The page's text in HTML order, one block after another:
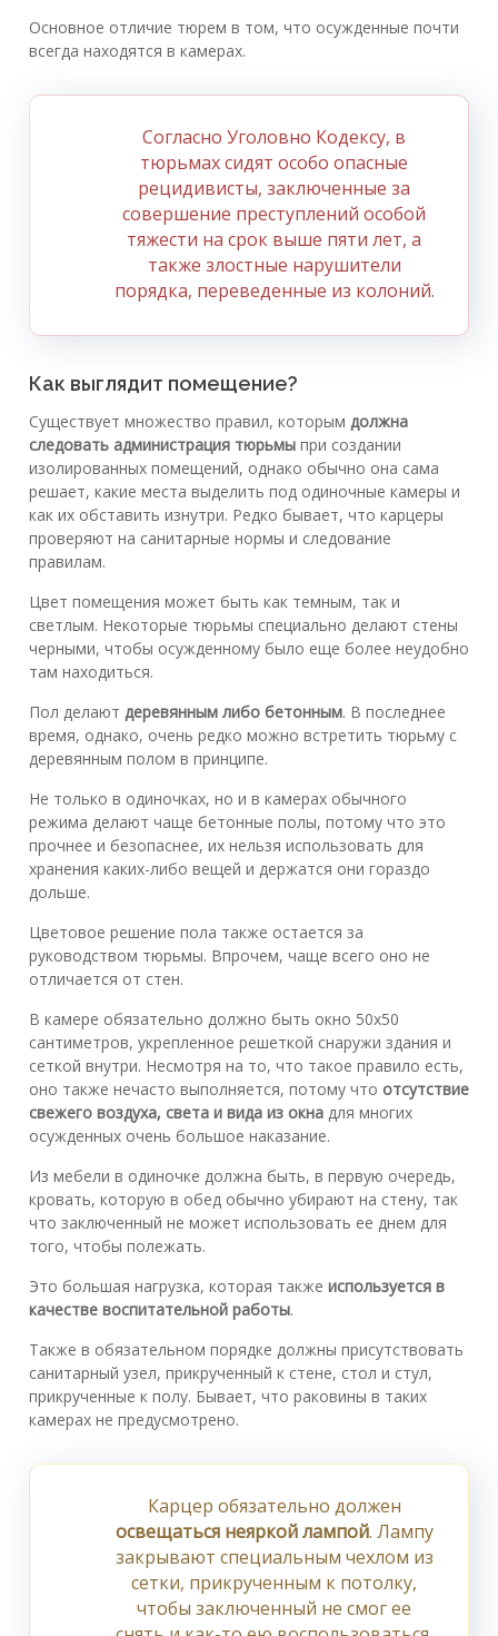
Основное отличие тюрем в том, что осужденные почти
всегда находятся в камерах.
Согласно Уголовно Кодексу, в
тюрьмах сидят особо опасные
рецидивисты, заключенные за
совершение преступлений особой
тяжести на срок выше пяти лет, а
также злостные нарушители
порядка, переведенные из колоний.
Как выглядит помещение?
Существует множество правил, которым должна
следовать администрация тюрьмы при создании
изолированных помещений, однако обычно она сама
решает, какие места выделить под одиночные камеры и
как их обставить изнутри. Редко бывает, что карцеры
проверяют на санитарные нормы и следование
правилам.
Цвет помещения может быть как темным, так и
светлым. Некоторые тюрьмы специально делают стены
черными, чтобы осужденному было еще более неудобно
там находиться.
Пол делают деревянным либо бетонным. В последнее
время, однако, очень редко можно встретить тюрьму с
деревянным полом в принципе.
Не только в одиночках, но и в камерах обычного
режима делают чаще бетонные полы, потому что это
прочнее и безопаснее, их нельзя использовать для
хранения каких-либо вещей и держатся они гораздо
дольше.
Цветовое решение пола также остается за
руководством тюрьмы. Впрочем, чаще всего оно не
отличается от стен.
В камере обязательно должно быть окно 50х50
сантиметров, укрепленное решеткой снаружи здания и
сеткой внутри. Несмотря на то, что такое правило есть,
оно также нечасто выполняется, потому что отсутствие
свежего воздуха, света и вида из окна для многих
осужденных очень большое наказание.
Из мебели в одиночке должна быть, в первую очередь,
кровать, которую в обед обычно убирают на стену, так
что заключенный не может использовать ее днем для
того, чтобы полежать.
Это большая нагрузка, которая также используется в
качестве воспитательной работы.
Также в обязательном порядке должны присутствовать
санитарный узел, прикрученный к стене, стол и стул,
прикрученные к полу. Бывает, что раковины в таких
камерах не предусмотрено.
Карцер обязательно должен
освещаться неяркой лампой. Лампу
закрывают специальным чехлом из
сетки, прикрученным к потолку,
чтобы заключенный не смог ее